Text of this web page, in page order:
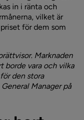
in i ränta och
vilket är
för dem som
Marknaden
borde vara och vilka
den stora
Manager på